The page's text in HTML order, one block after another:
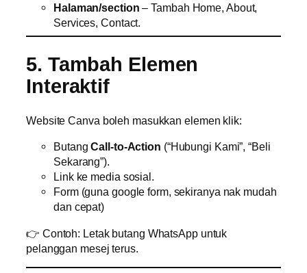
Halaman/section – Tambah Home, About,
Services, Contact.
5. Tambah Elemen
Interaktif
Website Canva boleh masukkan elemen klik:
ButangCall-to-Action (“Hubungi Kami”, “Beli
Sekarang”).
Link ke media sosial.
Form (guna google form, sekiranya nak mudah
dan cepat)
👉 Contoh: Letak butang WhatsApp untuk
pelanggan mesej terus.